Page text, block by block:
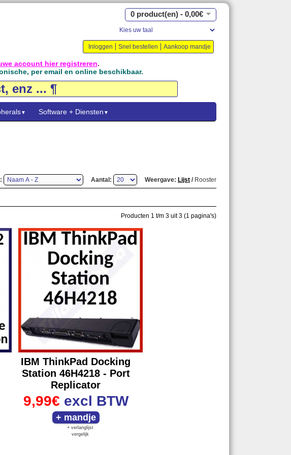
0 product(en) - 0,00€
Inloggen Snel bestellen Aankoop mandje
account hier registreren.
per email en online beschikbaar.
▼ Software + Diensten ▼
Weergave: Lijst /Rooster
Aantal:
Producten 1 t/m 3 uit 3 (1 pagina's)
IBM ThinkPad Docking
Station 46H4218 - Port
Replicator
9,99€ excl BTW
+ verlanglijst
vergelijk